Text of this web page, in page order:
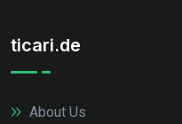
ticari.de
About Us